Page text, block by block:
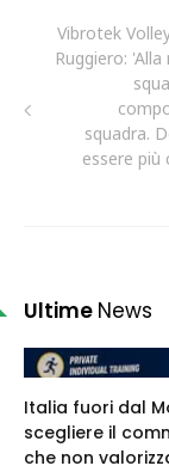
Vibrotek
Ruggiero: 'Alla
squadra.
essere
Ultime News
Italia fuori dal
scegliere il
che non